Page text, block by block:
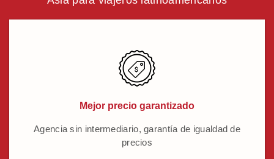
Mejor precio garantizado
Agencia sin intermediario, garantía de igualdad de
precios